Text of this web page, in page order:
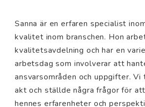
Sanna är en erfaren specialist
kvalitet inom branschen. Hon
kvalitetsavdelning och har en
arbetsdag som involverar att
ansvarsområden och uppgifter.
akt och ställde några frågor för
hennes erfarenheter och